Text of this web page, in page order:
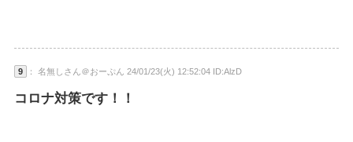
9 ： 名無しさん＠おーぷん 24/01/23(火) 12:52:04 ID:AlzD
コロナ対策です！！